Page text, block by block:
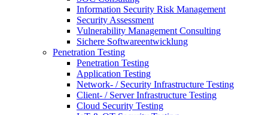
Information Security Risk Management
Security Assessment
Vulnerability Management Consulting
Sichere Softwareentwicklung
Penetration Testing
Penetration Testing
Application Testing
Network- / Security Infrastructure Testing
Client- / Server Infrastructure Testing
Cloud Security Testing